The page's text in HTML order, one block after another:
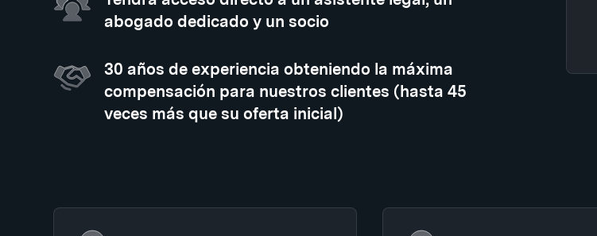
abogado dedicado y un socio
30 años de experiencia obteniendo la máxima
compensación para nuestros clientes (hasta 45
veces más que su oferta inicial)